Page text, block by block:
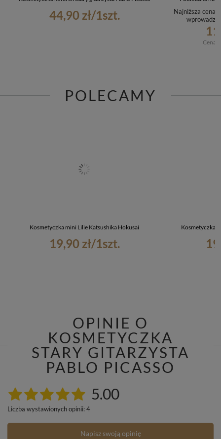
44,90 zł/1szt.
Najniższa cena
Cena
POLECAMY
Kosmetyczka mini Lilie Katsushika Hokusai
19,90 zł/1szt.
Kosmetyczka
OPINIE O
KOSMETYCZKA
STARY GITARZYSTA
PABLO PICASSO
5.00
Liczba wystawionych opinii: 4
Napisz swoją opinię